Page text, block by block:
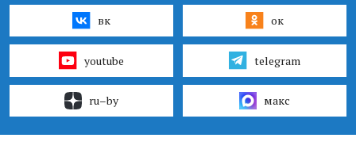
вк ок
youtube telegram
ru–by макс